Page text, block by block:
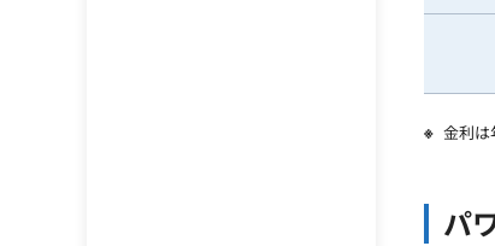
金利は
パ